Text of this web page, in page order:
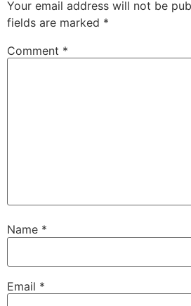
Your email address will not be
fields are marked *
Comment *
Name *
Email *